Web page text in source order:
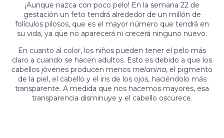
¡Aunque nazca con poco pelo! En la semana 22 de
gestación un feto tendrá alrededor de un millón de
folículos pilosos, que es el mayor número que tendrá en
su vida, ya que no aparecerá ni crecerá ninguno nuevo.
En cuanto al color, los niños pueden tener el pelo más
claro a cuando se hacen adultos. Esto es debido a que los
cabellos jóvenes producen menos melanina, el pigmento
de la piel, el cabello y el iris de los ojos, haciéndolo más
transparente. A medida que nos hacemos mayores, esa
transparencia disminuye y el cabello oscurece.